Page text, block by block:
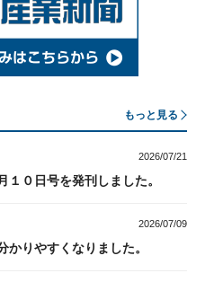
もっと見る
2026/07/21
０日号を発刊しました。
2026/07/09
りやすくなりました。